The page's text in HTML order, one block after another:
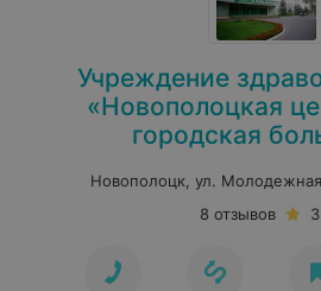
Учреждение
«Новополоцкая
городская
Новополоцк, ул.
8 отзывов